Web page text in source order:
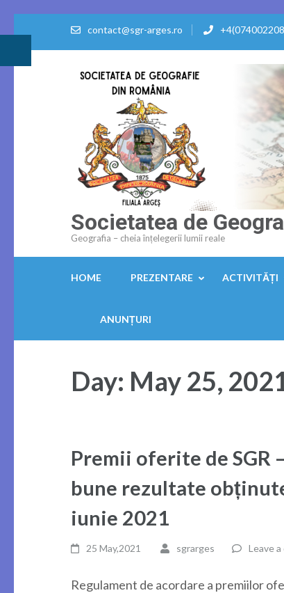
contact@sgr-arges.ro
Societatea de
Geografia – cheia înțelegerii lumii reale
HOME PREZENTARE ACTIVITĂȚI
ANUNȚURI
Day: May 25,
Premii oferite de SGR
bune rezultate
iunie 2021
25 May,2021 sgrarges Leave
Regulament de acordare a premiilor